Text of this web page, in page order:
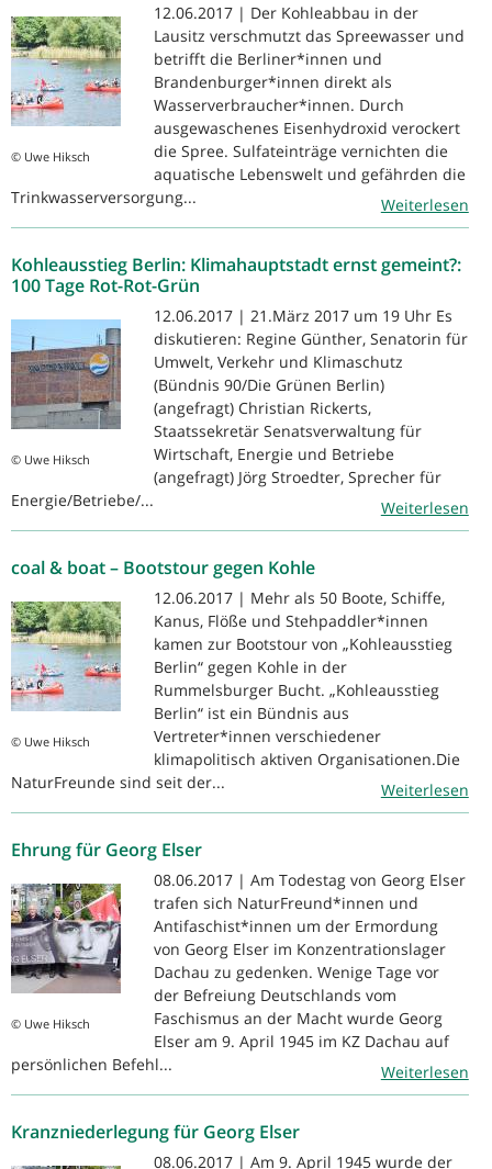
© Uwe Hiksch
12.06.2017 | Der Kohleabbau in der
Lausitz verschmutzt das Spreewasser und
betrifft die Berliner*innen und
Brandenburger*innen direkt als
Wasserverbraucher*innen. Durch
ausgewaschenes Eisenhydroxid verockert
die Spree. Sulfateinträge vernichten die
aquatische Lebenswelt und gefährden die
Trinkwasserversorgung...
Weiterlesen
Kohleausstieg Berlin: Klimahauptstadt ernst gemeint?:
100 Tage Rot-Rot-Grün
© Uwe Hiksch
12.06.2017 | 21.März 2017 um 19 Uhr Es
diskutieren: Regine Günther, Senatorin für
Umwelt, Verkehr und Klimaschutz
(Bündnis 90/Die Grünen Berlin)
(angefragt) Christian Rickerts,
Staatssekretär Senatsverwaltung für
Wirtschaft, Energie und Betriebe
(angefragt) Jörg Stroedter, Sprecher für
Energie/Betriebe/...
Weiterlesen
coal & boat – Bootstour gegen Kohle
© Uwe Hiksch
12.06.2017 | Mehr als 50 Boote, Schiffe,
Kanus, Flöße und Stehpaddler*innen
kamen zur Bootstour von „Kohleausstieg
Berlin“ gegen Kohle in der
Rummelsburger Bucht. „Kohleausstieg
Berlin“ ist ein Bündnis aus
Vertreter*innen verschiedener
klimapolitisch aktiven Organisationen.Die
NaturFreunde sind seit der...
Weiterlesen
Ehrung für Georg Elser
© Uwe Hiksch
08.06.2017 | Am Todestag von Georg Elser
trafen sich NaturFreund*innen und
Antifaschist*innen um der Ermordung
von Georg Elser im Konzentrationslager
Dachau zu gedenken. Wenige Tage vor
der Befreiung Deutschlands vom
Faschismus an der Macht wurde Georg
Elser am 9. April 1945 im KZ Dachau auf
persönlichen Befehl...
Weiterlesen
Kranzniederlegung für Georg Elser
08.06.2017 | Am 9. April 1945 wurde der